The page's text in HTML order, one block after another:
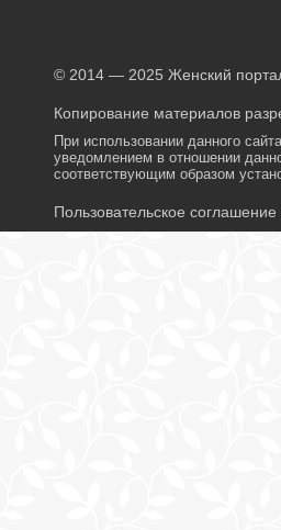
© 2014 — 2025 Женский
Копирование материалов
При использовании данного
уведомлением в отношении
соответствующим образом
Пользовательское соглашение